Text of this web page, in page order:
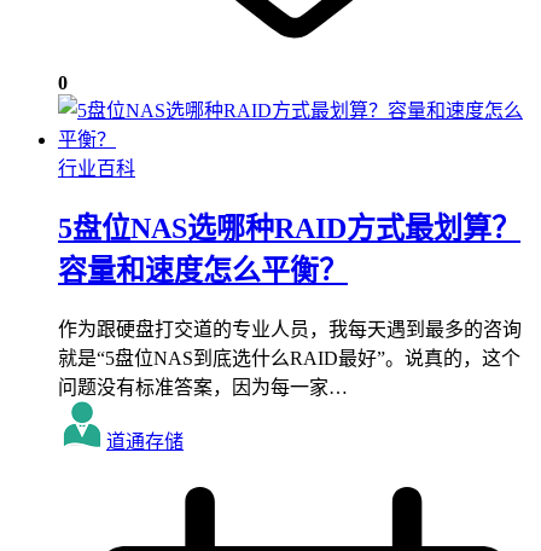
0
行业百科
5盘位NAS选哪种RAID方式最划算？
容量和速度怎么平衡？
作为跟硬盘打交道的专业人员，我每天遇到最多的咨询
就是“5盘位NAS到底选什么RAID最好”。说真的，这个
问题没有标准答案，因为每一家…
道通存储